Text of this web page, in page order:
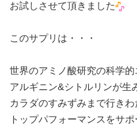
お試しさせて頂きました
このサプリは・・・
世界のアミノ酸研究の科学
アルギニン&シトルリンが生
カラダのすみずみまで行きわ
トップパフォーマンスをサ